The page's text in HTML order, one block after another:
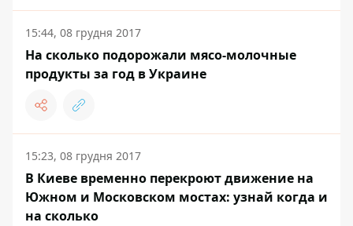
15:44, 08 грудня 2017
На сколько подорожали мясо-молочные
продукты за год в Украине
15:23, 08 грудня 2017
В Киеве временно перекроют движение на
Южном и Московском мостах: узнай когда и
на сколько